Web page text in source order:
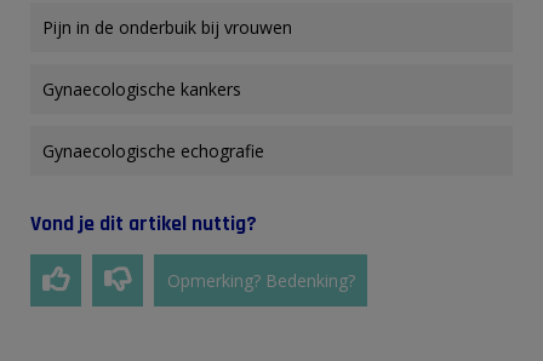
Pijn in de onderbuik bij vrouwen
Gynaecologische kankers
Gynaecologische echografie
Vond je dit artikel nuttig?
Opmerking? Bedenking?